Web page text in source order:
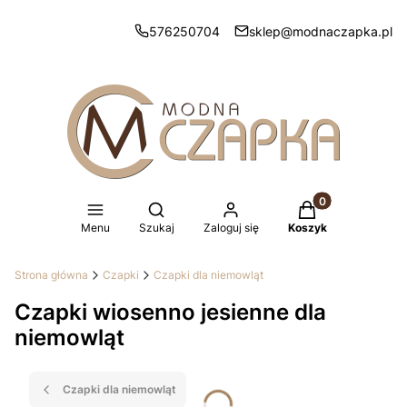
576250704 sklep@modnaczapka.pl
Menu
Otwórz wyszukiwarkę
Szukaj Zaloguj się
Produkty w
Koszyk
Strona główna Czapki Czapki dla niemowląt
Czapki wiosenno jesienne dla
niemowląt
Czapki dla niemowląt